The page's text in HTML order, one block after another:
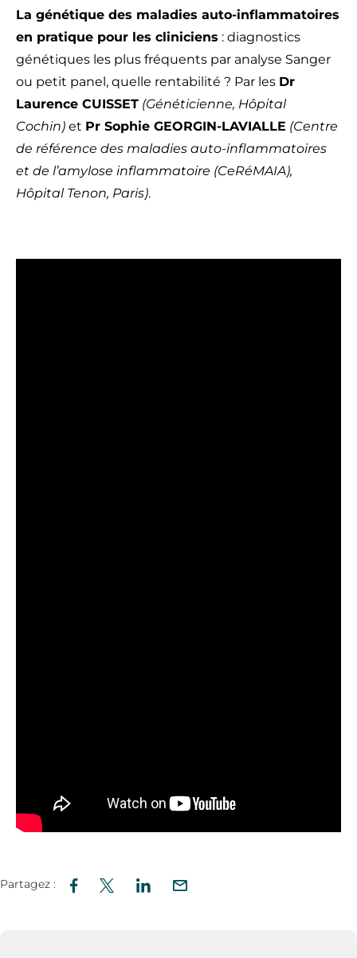
La génétique des maladies auto-inflammatoires
en pratique pour les cliniciens : diagnostics
génétiques les plus fréquents par analyse Sanger
ou petit panel, quelle rentabilité ? Par les Dr
Laurence CUISSET (Généticienne, Hôpital
Cochin) et Pr Sophie GEORGIN-LAVIALLE (Centre
de référence des maladies auto-inflammatoires
et de l’amylose inflammatoire (CeRéMAIA),
Hôpital Tenon, Paris).
Partagez :